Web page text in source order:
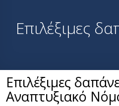
Επιλέξιμες
Επιλέξιμες
Αναπτυξιακό